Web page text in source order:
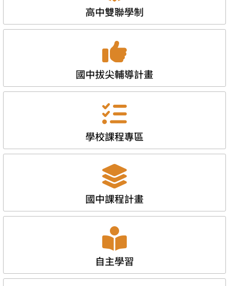
高中雙聯學制
國中拔尖輔導計畫
學校課程專區
國中課程計畫
自主學習